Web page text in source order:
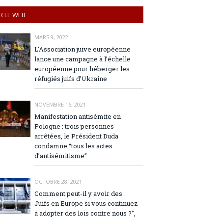
LE WEB
MARS 9, 2022
L’Association juive européenne
lance une campagne à l’échelle
européenne pour héberger les
réfugiés juifs d’Ukraine
NOVEMBRE 16, 2021
Manifestation antisémite en
Pologne : trois personnes
arrêtées, le Président Duda
condamne “tous les actes
d’antisémitisme”
OCTOBRE 28, 2021
Comment peut-il y avoir des
Juifs en Europe si vous continuez
à adopter des lois contre nous ?”,